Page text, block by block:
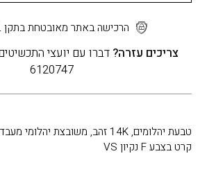
הרכישה באתר מאובטחת בתקן SSL מוצפן
צריכים עזרה?
6120747
קרט בצבע F נקיון VS